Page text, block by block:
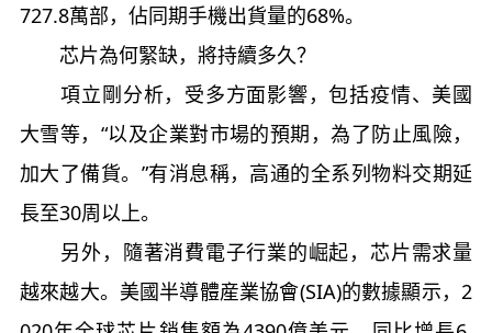
727.8萬部，佔同期手機出貨量的68%。
芯片為何緊缺，將持續多久？
項立剛分析，受多方面影響，包括疫情、美國
大雪等，“以及企業對市場的預期，為了防止風險，
加大了備貨。”有消息稱，高通的全系列物料交期延
長至30周以上。
另外，隨著消費電子行業的崛起，芯片需求量
越來越大。美國半導體産業協會(SIA)的數據顯示，2